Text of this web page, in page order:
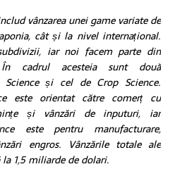
vânzarea unei game variate de
cât și la nivel internațional.
iar noi facem parte din
cadrul acesteia sunt două
și cel de Crop Science.
este orientat către comerț cu
și vânzări de inputuri, iar
este pentru manufacturare,
engros. Vânzările totale ale
1,5 miliarde de dolari.